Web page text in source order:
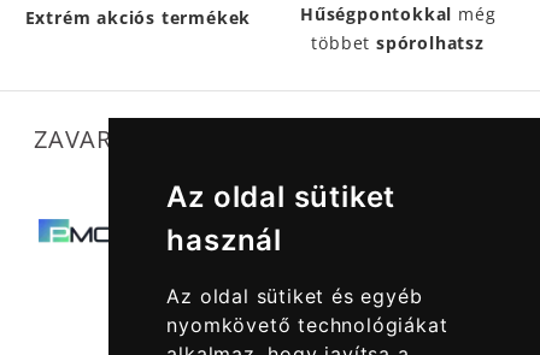
Az oldal sütiket
használ
Az oldal sütiket és egyéb
nyomkövető technológiákat
Extrém akciós termékek Hűségpontokkal még
többetspórolhatsz
ZAVARTALAN MŰKÖDÉSÜNKET SEGÍTIK